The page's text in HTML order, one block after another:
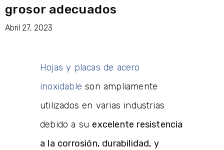
grosor adecuados
Abril 27, 2023
Hojas y placas de acero
inoxidable son ampliamente
utilizados en varias industrias
debido a su excelente resistencia
a la corrosión, durabilidad, y